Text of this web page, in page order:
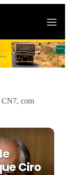
CN7, com
Ciro